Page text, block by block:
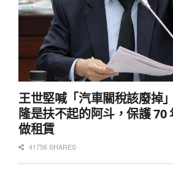
王世堅喊「汽車關稅該廢掉
隆是扶不起的阿斗，保護 70
做租賃
41756 SHARES